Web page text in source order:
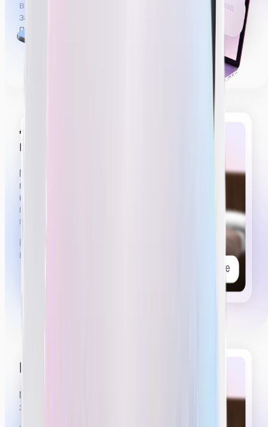
в футболке и джинсах), на деле удастся выйти на
заработную плату в районе 60 000 рублей,
получать больше будет сложнее.
Делать эротическое
шоу на трансляции
Примерно 5 из 6 часов стрима нужно будет иметь
приятный, слегка эротичный вид. Вы можете
немного расстегнуть рубашку, стоять,
пританцовывая в коротких шортах или юбке,
показывать эмоции удовольствия, возбуждения.
Вы можете посмотреть видеопримеры работы
вебкам-моделей
Проводить приваты
Примерно 30–40 минут из 6 часов стрима будут
занимать приваты.